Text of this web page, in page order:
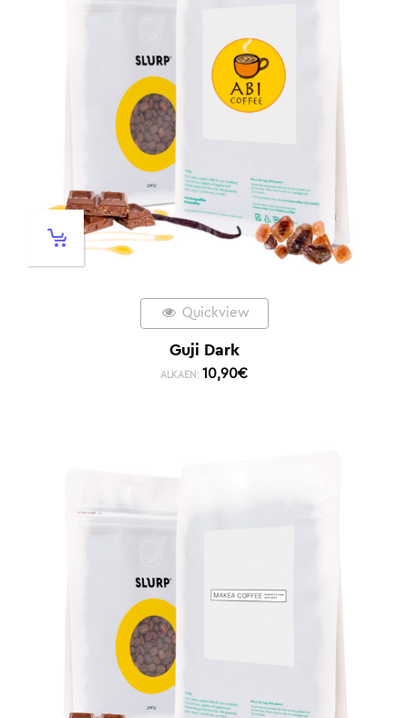
Quickview
Guji Dark
ALKAEN: 10,90€